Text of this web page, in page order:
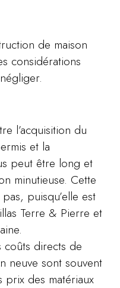
de maison
considérations
l’acquisition du
et la
peut être long et
minutieuse. Cette
puisqu’elle est
Terre & Pierre et
coûts directs de
neuve sont souvent
prix des matériaux